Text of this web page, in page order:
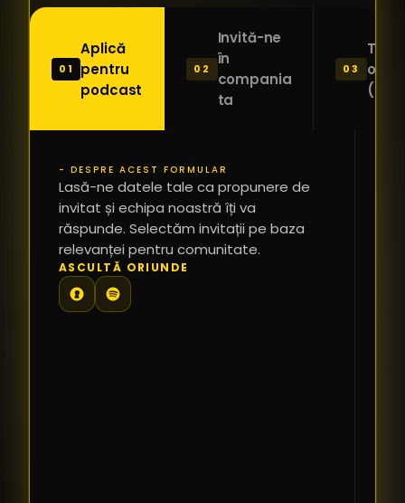
01
Aplică
pentru
podcast
02
Invită-ne
în
compania
ta
03
o
- DESPRE ACEST FORMULAR
Lasă-ne datele tale ca propunere de
invitat și echipa noastră îți va
răspunde. Selectăm invitații pe baza
relevanței pentru comunitate.
ASCULTĂ ORIUNDE